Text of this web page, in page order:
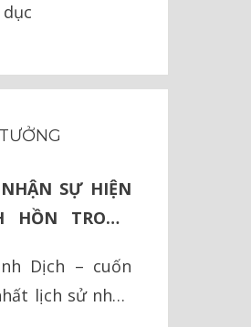
SỰ HIỆN
TRONG
Dịch – cuốn
lịch sử nhân